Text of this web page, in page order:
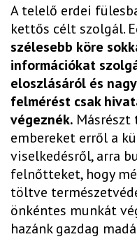
A telelő erdei
kettős célt szolgál.
szélesebb köre
információkat
eloszlásáról és
felmérést csak
végeznék.
embereket erről a
viselkedésről, arra
felnőtteket, hogy
töltve
önkéntes munkát
hazánk gazdag